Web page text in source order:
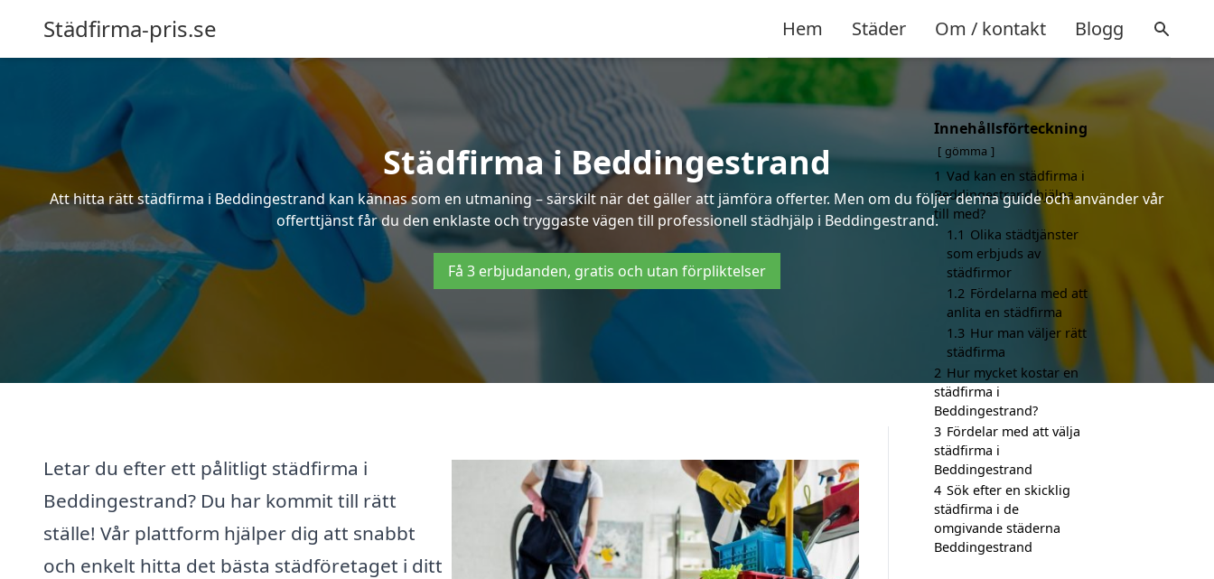
Städfirma-pris.se Hem Städer Om / kontakt Blogg
Städfirma i Beddingestrand
Att hitta rätt städfirma i Beddingestrand kan kännas som en utmaning – särskilt när det gäller att jämföra offerter. Men om du följer denna guide och använder vår
offerttjänst får du den enklaste och tryggaste vägen till professionell städhjälp i Beddingestrand.
Få 3 erbjudanden, gratis och utan förpliktelser
Letar du efter ett pålitligt städfirma i
Beddingestrand? Du har kommit till rätt
ställe! Vår plattform hjälper dig att snabbt
och enkelt hitta det bästa städföretaget i ditt
Innehållsförteckning
gömma
1 Vad kan en städfirma i
Beddingestrand hjälpa
till med?
1.1 Olika städtjänster
som erbjuds av
städfirmor
1.2 Fördelarna med att
anlita en städfirma
1.3 Hur man väljer rätt
städfirma
2 Hur mycket kostar en
städfirma i
Beddingestrand?
3 Fördelar med att välja
städfirma i
Beddingestrand
4 Sök efter en skicklig
städfirma i de
omgivande städerna
Beddingestrand